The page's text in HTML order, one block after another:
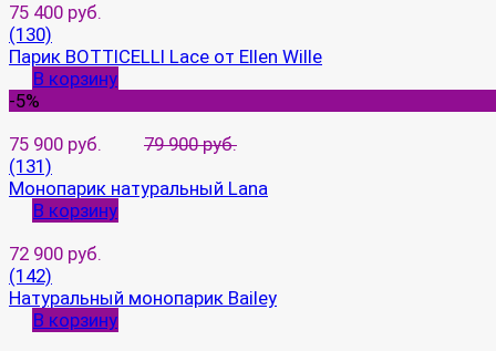
75 400 руб.
(130)
Парик BOTTICELLI Lace от Ellen Wille
В корзину
-5%
75 900 руб.
79 900 руб.
(131)
Монопарик натуральный Lana
В корзину
72 900 руб.
(142)
Натуральный монопарик Bailey
В корзину